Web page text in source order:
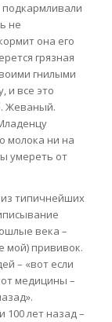
подкармливали
не
она его
грязная
гнилыми
и все это
Жеваный.
молока ни на
умереть от
типичнейших
века –
мой) прививок.
– «вот если
медицины –
100 лет назад –